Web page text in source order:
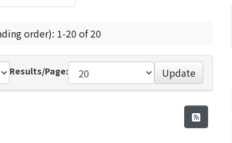
order): 1-20 of 20
Results/Page: Update